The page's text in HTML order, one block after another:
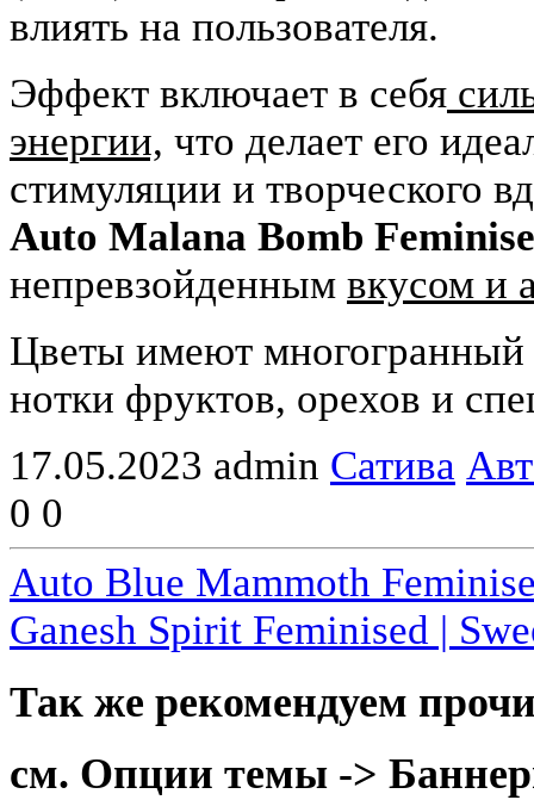
влиять на пользователя.
Эффект включает в себя
энергии, что делает его
стимуляции и творческого
Auto Malana Bomb
непревзойденным вкусом и
Цветы имеют многогранный
нотки фруктов, орехов и
17.05.2023 admin Сатива
0 0
Auto Blue Mammoth
Ganesh Spirit Feminised |
Так же рекомендуем
см. Опции темы ->